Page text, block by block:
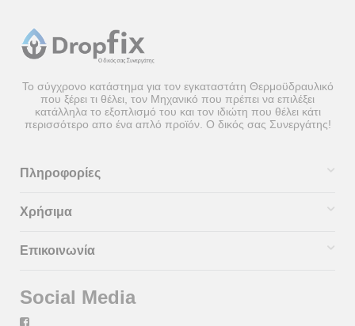
Το σύγχρονο κατάστημα για τον εγκαταστάτη Θερμοϋδραυλικό
που ξέρει τι θέλει, τον Μηχανικό που πρέπει να επιλέξει
κατάλληλα το εξοπλισμό του και τον ιδιώτη που θέλει κάτι
περισσότερο απο ένα απλό προϊόν. Ο δικός σας Συνεργάτης!
Πληροφορίες
Χρήσιμα
Επικοινωνία
Social Media